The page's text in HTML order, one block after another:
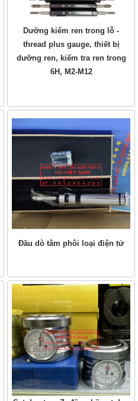
Dưỡng kiểm ren trong lỗ -
thread plus gauge, thiết bị
dưỡng ren, kiểm tra ren trong
6H, M2-M12
Đầu dò tâm phôi loại điện tử